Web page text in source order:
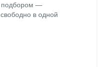
подбором —
в одной